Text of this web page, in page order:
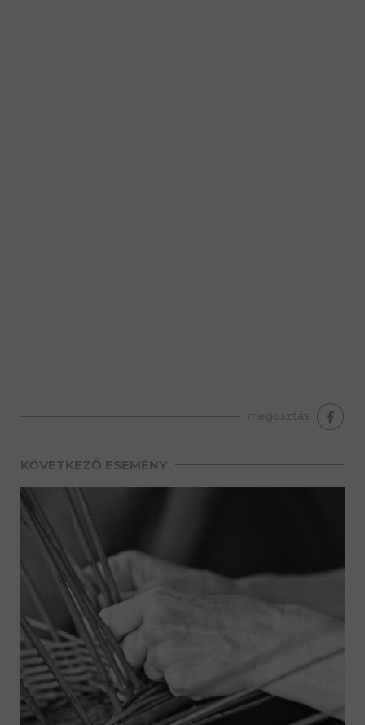
megosztás
KÖVETKEZŐ ESEMÉNY